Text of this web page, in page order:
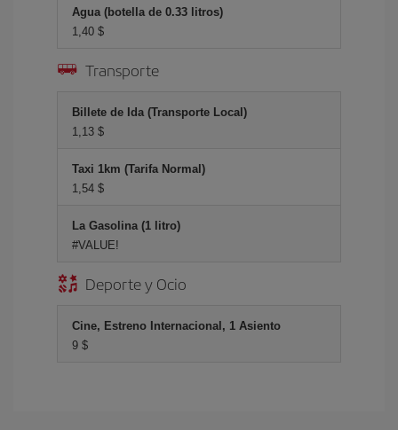
Agua (botella de 0.33 litros)
1,40 $
Transporte
Billete de Ida (Transporte Local)
1,13 $
Taxi 1km (Tarifa Normal)
1,54 $
La Gasolina (1 litro)
#VALUE!
Deporte y Ocio
Cine, Estreno Internacional, 1 Asiento
9 $